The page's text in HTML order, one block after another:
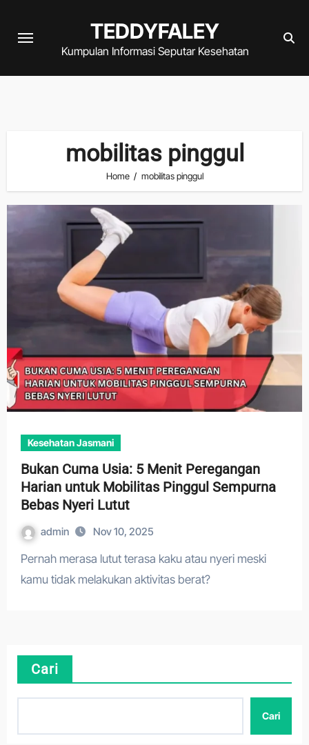
TEDDYFALEY
Kumpulan Informasi Seputar Kesehatan
mobilitas pinggul
Home mobilitas pinggul
Kesehatan Jasmani
Bukan Cuma Usia: 5 Menit Peregangan
Harian untuk Mobilitas Pinggul Sempurna
Bebas Nyeri Lutut
admin Nov 10, 2025
Pernah merasa lutut terasa kaku atau nyeri meski
kamu tidak melakukan aktivitas berat?
Cari
Cari